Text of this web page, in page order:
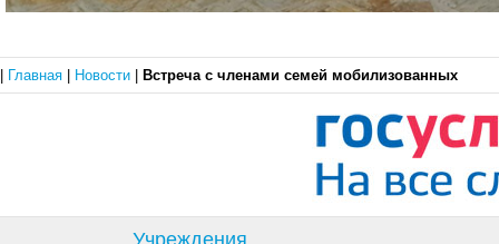
Главная Новости Встреча с членами семей мобилизованных
Учреждения